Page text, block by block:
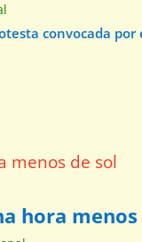
convocada
hora menos